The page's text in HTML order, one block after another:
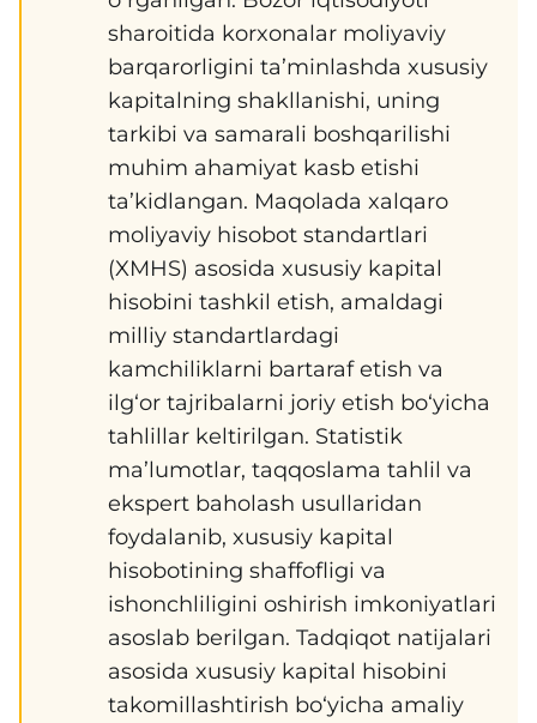
sharoitida korxonalar moliyaviy
barqarorligini ta’minlashda xususiy
kapitalning shakllanishi, uning
tarkibi va samarali boshqarilishi
muhim ahamiyat kasb etishi
ta’kidlangan. Maqolada xalqaro
moliyaviy hisobot standartlari
(XMHS) asosida xususiy kapital
hisobini tashkil etish, amaldagi
milliy standartlardagi
kamchiliklarni bartaraf etish va
ilg‘or tajribalarni joriy etish bo‘yicha
tahlillar keltirilgan. Statistik
ma’lumotlar, taqqoslama tahlil va
ekspert baholash usullaridan
foydalanib, xususiy kapital
hisobotining shaffofligi va
ishonchliligini oshirish imkoniyatlari
asoslab berilgan. Tadqiqot natijalari
asosida xususiy kapital hisobini
takomillashtirish bo‘yicha amaliy